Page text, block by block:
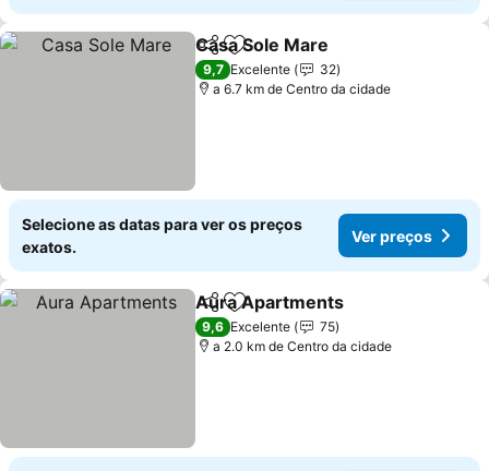
PartilharAdicionar aos favoritos
Casa Sole Mare
9,7 Excelente
32
a 6.7 km de Centro da cidade
Selecione as datas para ver os preços
exatos.
Ver preços
PartilharAdicionar aos favoritos
Aura Apartments
9,6 Excelente
75
a 2.0 km de Centro da cidade